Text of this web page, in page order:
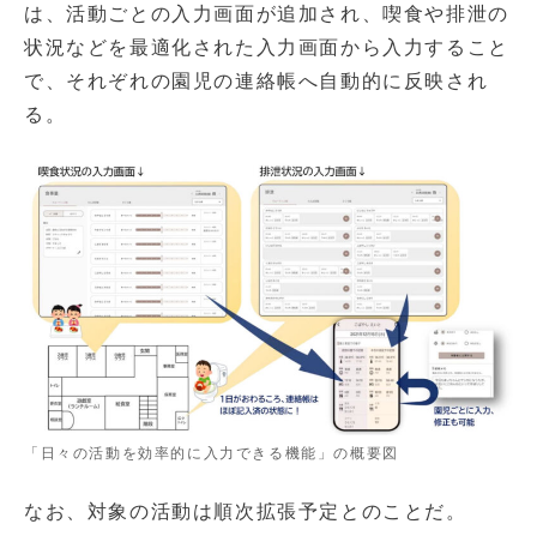
は、活動ごとの入力画面が追加され、喫食や排泄の
状況などを最適化された入力画面から入力すること
で、それぞれの園児の連絡帳へ自動的に反映され
る。
「日々の活動を効率的に入力できる機能」の概要図
なお、対象の活動は順次拡張予定とのことだ。